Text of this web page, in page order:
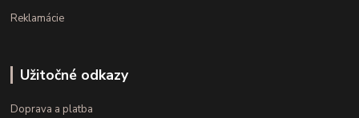
Reklamácie
Užitočné odkazy
Doprava a platba